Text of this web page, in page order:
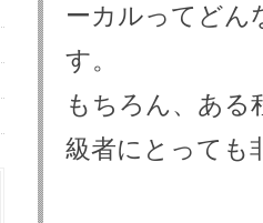
ーカルってどん
す。
もちろん、ある
級者にとっても